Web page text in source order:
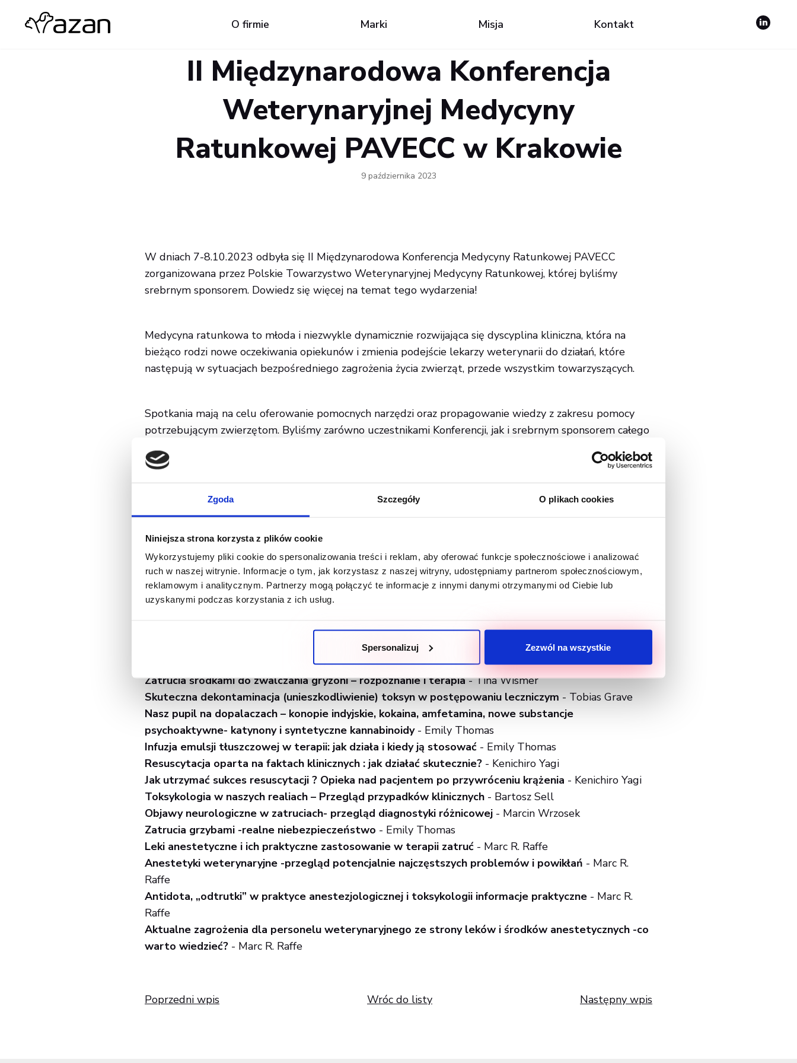
Zgoda Szczegóły O plikach cookies
Niniejsza strona korzysta z plików cookie
Wykorzystujemy pliki cookie do spersonalizowania treści i reklam, aby oferować funkcje społecznościowe i analizować
ruch w naszej witrynie. Informacje o tym, jak korzystasz z naszej witryny, udostępniamy partnerom społecznościowym,
reklamowym i analitycznym. Partnerzy mogą połączyć te informacje z innymi danymi otrzymanymi od Ciebie lub
uzyskanymi podczas korzystania z ich usług.
Spersonalizuj Zezwól na wszystkie
O firmie Marki Misja Kontakt
II Międzynarodowa Konferencja
Weterynaryjnej Medycyny
Ratunkowej PAVECC w Krakowie
9 października 2023
W dniach 7-8.10.2023 odbyła się II Międzynarodowa Konferencja Medycyny Ratunkowej PAVECC
zorganizowana przez Polskie Towarzystwo Weterynaryjnej Medycyny Ratunkowej, której byliśmy
srebrnym sponsorem. Dowiedz się więcej na temat tego wydarzenia!
Medycyna ratunkowa to młoda i niezwykle dynamicznie rozwijająca się dyscyplina kliniczna, która na
bieżąco rodzi nowe oczekiwania opiekunów i zmienia podejście lekarzy weterynarii do działań, które
następują w sytuacjach bezpośredniego zagrożenia życia zwierząt, przede wszystkim towarzyszących.
Spotkania mają na celu oferowanie pomocnych narzędzi oraz propagowanie wiedzy z zakresu pomocy
potrzebującym zwierzętom. Byliśmy zarówno uczestnikami Konferencji, jak i srebrnym sponsorem całego
wydarzenia. Czekaliśmy na innych gości wraz ze stoiskiem, na którym można było zapoznać się z
dystrybuowanymi przez nas markami weterynaryjnymi.
Wśród tegorocznych wykładów znalazły się następujące prelekcje:
Toksyczne zagrożenia w domowym środowisku – rzeczy smaczne, ale śmiertelnie niebezpieczne-
Leki z domowej apteczki niebezpieczne dla zwierząt- Tina Wismer
Zatrucia środkami do zwalczania gryzoni – rozpoznanie i terapia- Tina Wismer
Skuteczna dekontaminacja (unieszkodliwienie) toksyn w postępowaniu leczniczym - Tobias Grave
Nasz pupil na dopalaczach – konopie indyjskie, kokaina, amfetamina, nowe substancje
psychoaktywne- katynony i syntetyczne kannabinoidy- Emily Thomas
Infuzja emulsji tłuszczowej w terapii: jak działa i kiedy ją stosować - Emily Thomas
Resuscytacja oparta na faktach klinicznych : jak działać skutecznie? - Kenichiro Yagi
Jak utrzymać sukces resuscytacji ? Opieka nad pacjentem po przywróceniu krążenia - Kenichiro Yagi
Toksykologia w naszych realiach – Przegląd przypadków klinicznych - Bartosz Sell
Objawy neurologiczne w zatruciach- przegląd diagnostyki różnicowej - Marcin Wrzosek
Zatrucia grzybami -realne niebezpieczeństwo - Emily Thomas
Leki anestetyczne i ich praktyczne zastosowanie w terapii zatruć - Marc R. Raffe
Anestetyki weterynaryjne -przegląd potencjalnie najczęstszych problemów i powikłań - Marc R.
Raffe
Antidota, „odtrutki” w praktyce anestezjologicznej i toksykologii informacje praktyczne - Marc R.
Raffe
Aktualne zagrożenia dla personelu weterynaryjnego ze strony leków i środków anestetycznych -co
warto wiedzieć? - Marc R. Raffe
Poprzedni wpis Wróc do listy Następny wpis